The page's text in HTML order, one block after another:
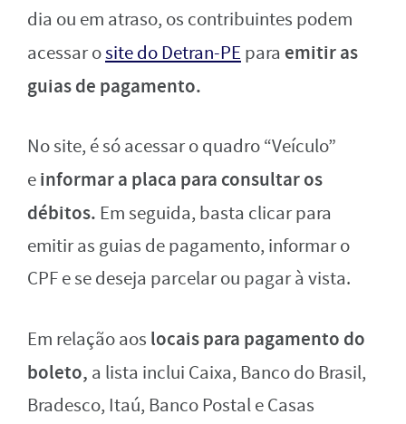
dia ou em atraso, os contribuintes podem
acessar osite do Detran-PE para emitir as
guias de pagamento.
No site, é só acessar o quadro “Veículo”
einformar a placa para consultar os
débitos. Em seguida, basta clicar para
emitir as guias de pagamento, informar o
CPF e se deseja parcelar ou pagar à vista.
Em relação aos locais para pagamento do
boleto, a lista inclui Caixa, Banco do Brasil,
Bradesco, Itaú, Banco Postal e Casas